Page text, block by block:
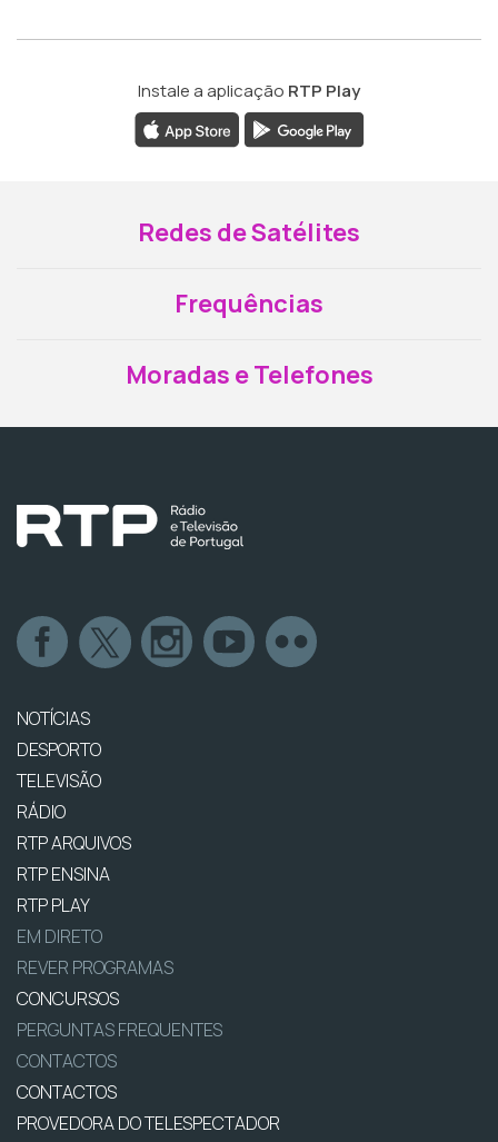
Instale a aplicação RTP Play
Redes de Satélites
Frequências
Moradas e Telefones
NOTÍCIAS
DESPORTO
TELEVISÃO
RÁDIO
RTP ARQUIVOS
RTP ENSINA
RTP PLAY
EM DIRETO
REVER PROGRAMAS
CONCURSOS
PERGUNTAS FREQUENTES
CONTACTOS
CONTACTOS
PROVEDORA DO TELESPECTADOR